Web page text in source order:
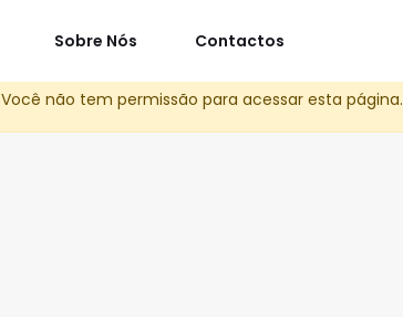
Sobre Nós Contactos
Você não tem permissão para acessar esta página.